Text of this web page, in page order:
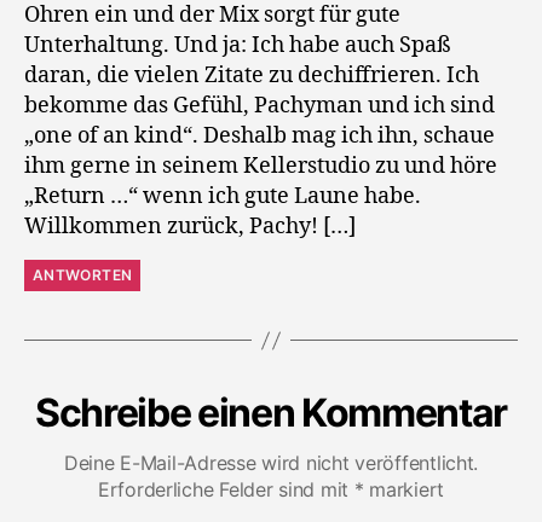
Ohren ein und der Mix sorgt für gute
Unterhaltung. Und ja: Ich habe auch Spaß
daran, die vielen Zitate zu dechiffrieren. Ich
bekomme das Gefühl, Pachyman und ich sind
„one of an kind“. Deshalb mag ich ihn, schaue
ihm gerne in seinem Kellerstudio zu und höre
„Return …“ wenn ich gute Laune habe.
Willkommen zurück, Pachy! […]
ANTWORTEN
Schreibe einen Kommentar
Deine E-Mail-Adresse wird nicht veröffentlicht.
Erforderliche Felder sind mit * markiert